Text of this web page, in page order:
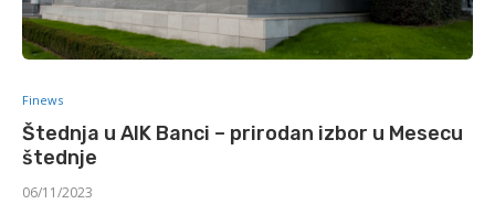
Finews
Štednja u AIK Banci – prirodan izbor u Mesecu
štednje
06/11/2023